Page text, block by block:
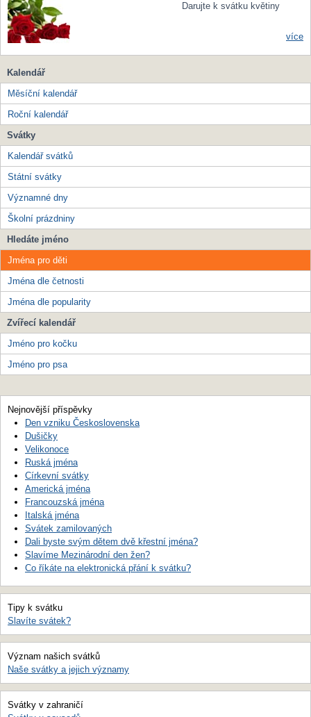
Darujte k svátku květiny
více
Kalendář
Měsíční kalendář
Roční kalendář
Svátky
Kalendář svátků
Státní svátky
Významné dny
Školní prázdniny
Hledáte jméno
Jména pro děti
Jména dle četnosti
Jména dle popularity
Zvířecí kalendář
Jméno pro kočku
Jméno pro psa
Nejnovější příspěvky
Den vzniku Československa
Dušičky
Velikonoce
Ruská jména
Církevní svátky
Americká jména
Francouzská jména
Italská jména
Svátek zamilovaných
Dali byste svým dětem dvě křestní jména?
Slavíme Mezinárodní den žen?
Co říkáte na elektronická přání k svátku?
Tipy k svátku
Slavíte svátek?
Význam našich svátků
Naše svátky a jejich významy
Svátky v zahraničí